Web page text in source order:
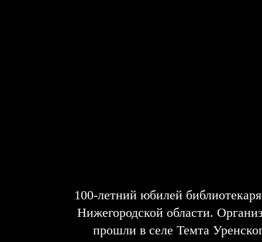
100-летний юбилей
Нижегородской области.
прошли в селе Темта